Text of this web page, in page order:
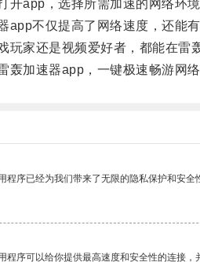
app，选择所需加速的网络环境
不仅提高了网络速度，还能有
家还是视频爱好者，都能在雷
加速器app，一键极速畅游网络
程序已经为我们带来了无限的隐私保护和安全
程序可以给你提供最高速度和安全性的连接，